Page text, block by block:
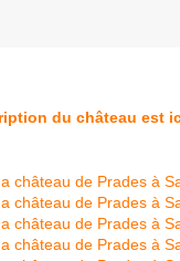
du château est